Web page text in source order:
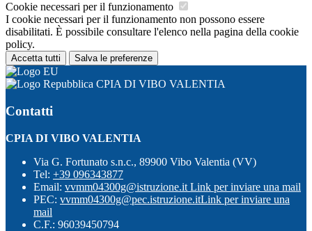
Cookie necessari per il funzionamento
I cookie necessari per il funzionamento non possono essere
disabilitati. È possibile consultare l'elenco nella pagina della cookie
policy.
Accetta tutti Salva le preferenze
CPIA DI VIBO VALENTIA
Contatti
CPIA DI VIBO VALENTIA
Via G. Fortunato s.n.c., 89900 Vibo Valentia (VV)
Tel: +39 096343877
Email: vvmm04300g@istruzione.it Link per inviare una mail
PEC: vvmm04300g@pec.istruzione.itLink per inviare una
mail
C.F.: 96039450794